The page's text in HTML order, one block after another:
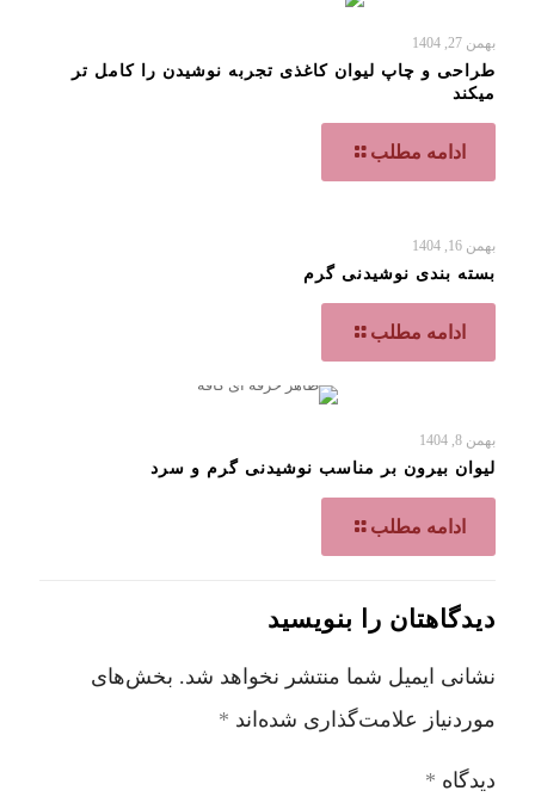
بهمن 27, 1404
طراحی و چاپ لیوان کاغذی تجربه نوشیدن را کامل تر
میکند
ادامه مطلب
بهمن 16, 1404
بسته بندی نوشیدنی گرم
ادامه مطلب
بهمن 8, 1404
لیوان بیرون بر مناسب نوشیدنی گرم و سرد
ادامه مطلب
دیدگاهتان را بنویسید
نشانی ایمیل شما منتشر نخواهد شد. بخش‌های
موردنیاز علامت‌گذاری شده‌اند *
دیدگاه *